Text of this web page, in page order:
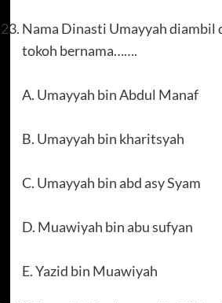
Nama Dinasti Umayyah diambil
tokoh bernama…….
A. Umayyah bin Abdul Manaf
B. Umayyah bin kharitsyah
C. Umayyah bin abd asy Syam
D. Muawiyah bin abu sufyan
E. Yazid bin Muawiyah